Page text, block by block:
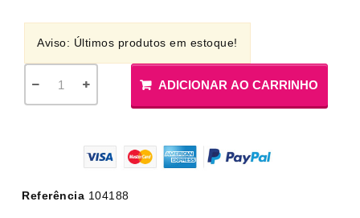
Aviso: Últimos produtos em estoque!
ADICIONAR AO CARRINHO
Referência 104188